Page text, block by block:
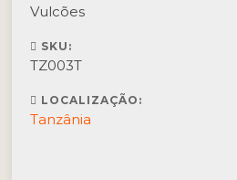
Vulcões
SKU:
TZ003T
LOCALIZAÇÃO:
Tanzânia